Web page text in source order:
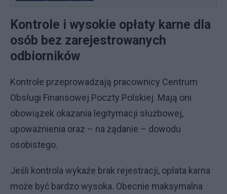
Kontrole i wysokie opłaty karne dla
osób bez zarejestrowanych
odbiorników
Kontrole przeprowadzają pracownicy Centrum
Obsługi Finansowej Poczty Polskiej. Mają oni
obowiązek okazania legitymacji służbowej,
upoważnienia oraz – na żądanie – dowodu
osobistego.
Jeśli kontrola wykaże brak rejestracji, opłata karna
może być bardzo wysoka. Obecnie maksymalna